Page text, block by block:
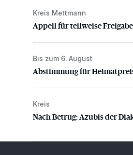
Appell für teilweise
Kreis Mettmann
Appell für teilweise
Abstimmung für Heimatpreis
Bis zum 6. August
Abstimmung für
Nach Betrug: Azubis der
Kreis
Nach Betrug: Azubis der